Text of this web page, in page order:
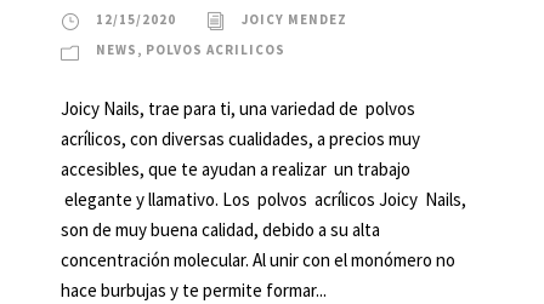
12/15/2020
JOICY MENDEZ
NEWS , POLVOS ACRILICOS
Joicy Nails, trae para ti, una variedad de polvos
acrílicos, con diversas cualidades, a precios muy
accesibles, que te ayudan a realizar un trabajo
elegante y llamativo. Los polvos acrílicos Joicy Nails,
son de muy buena calidad, debido a su alta
concentración molecular. Al unir con el monómero no
hace burbujas y te permite formar...